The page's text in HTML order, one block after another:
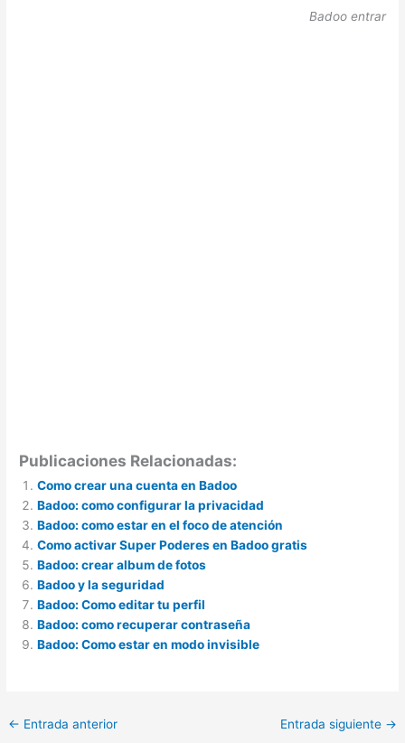
Badoo entrar
Publicaciones Relacionadas:
Como crear una cuenta en Badoo
Badoo: como configurar la privacidad
Badoo: como estar en el foco de atención
Como activar Super Poderes en Badoo gratis
Badoo: crear album de fotos
Badoo y la seguridad
Badoo: Como editar tu perfil
Badoo: como recuperar contraseña
Badoo: Como estar en modo invisible
← Entrada anterior Entrada siguiente →